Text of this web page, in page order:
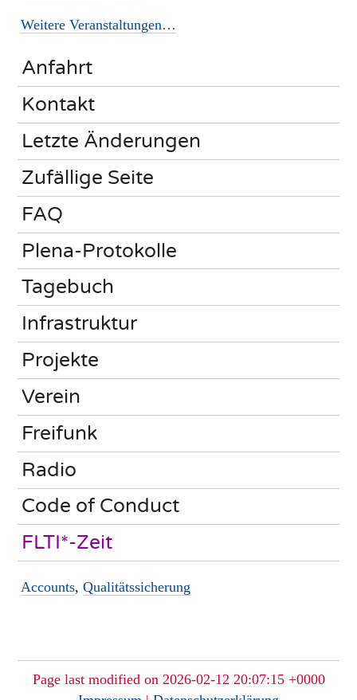
Weitere Veranstaltungen…
Anfahrt
Kontakt
Letzte Änderungen
Zufällige Seite
FAQ
Plena-Protokolle
Tagebuch
Infrastruktur
Projekte
Verein
Freifunk
Radio
Code of Conduct
FLTI*-Zeit
Accounts, Qualitätssicherung
Page last modified on 2026-02-12 20:07:15 +0000